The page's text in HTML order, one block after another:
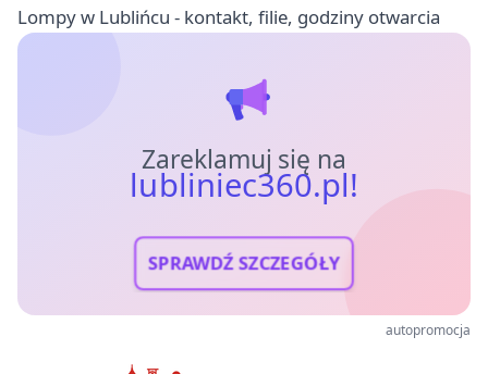
Lompy w Lublińcu - kontakt, filie, godziny otwarcia
Zareklamuj się na
lubliniec360.pl!
SPRAWDŹ SZCZEGÓŁY
autopromocja